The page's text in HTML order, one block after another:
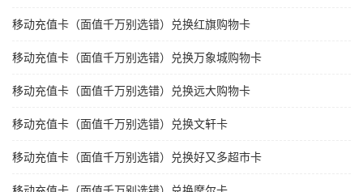
移动充值卡（面值千万别选错）兑换红旗购物卡
移动充值卡（面值千万别选错）兑换万象城购物卡
移动充值卡（面值千万别选错）兑换远大购物卡
移动充值卡（面值千万别选错）兑换文轩卡
移动充值卡（面值千万别选错）兑换好又多超市卡